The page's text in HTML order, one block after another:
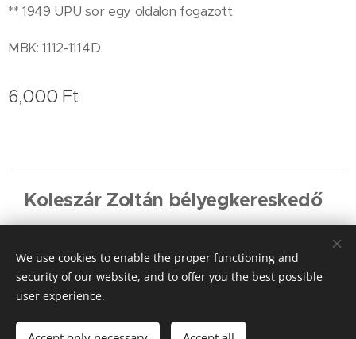
** 1949 UPU sor egy oldalon fogazott
MBK: 1112-1114D
6,000 Ft
Add to cart
Koleszár Zoltán bélyegkereskedő
Languages
Magyar
English Deutsch
We use cookies to enable the proper functioning and
security of our website, and to offer you the best possible
user experience.